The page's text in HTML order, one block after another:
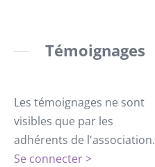
Témoignages
Les témoignages ne sont
visibles que par les
adhérents de l'association.
Se connecter >